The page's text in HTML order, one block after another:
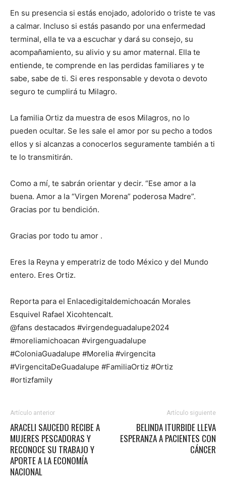
En su presencia si estás enojado, adolorido o triste te vas
a calmar. Incluso si estás pasando por una enfermedad
terminal, ella te va a escuchar y dará su consejo, su
acompañamiento, su alivio y su amor maternal. Ella te
entiende, te comprende en las perdidas familiares y te
sabe, sabe de ti. Si eres responsable y devota o devoto
seguro te cumplirá tu Milagro.
La familia Ortiz da muestra de esos Milagros, no lo
pueden ocultar. Se les sale el amor por su pecho a todos
ellos y si alcanzas a conocerlos seguramente también a ti
te lo transmitirán.
Como a mí, te sabrán orientar y decir. “Ese amor a la
buena. Amor a la “Virgen Morena” poderosa Madre”.
Gracias por tu bendición.
Gracias por todo tu amor .
Eres la Reyna y emperatriz de todo México y del Mundo
entero. Eres Ortiz.
Reporta para el Enlacedigitaldemichoacán Morales
Esquivel Rafael Xicohtencalt.
@fans destacados #virgendeguadalupe2024
#moreliamichoacan #virgenguadalupe
#ColoniaGuadalupe #Morelia #virgencita
#VirgencitaDeGuadalupe #FamiliaOrtiz #Ortiz
#ortizfamily
Artículo anterior
ARACELI SAUCEDO RECIBE A
MUJERES PESCADORAS Y
RECONOCE SU TRABAJO Y
APORTE A LA ECONOMÍA
NACIONAL
Artículo siguiente
BELINDA ITURBIDE LLEVA
ESPERANZA A PACIENTES CON
CÁNCER